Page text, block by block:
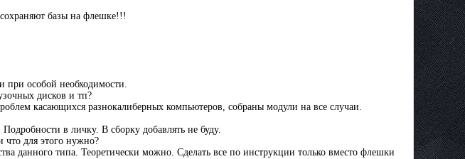
базы на флешке!!!
при особой необходимости.
дисков и тп?
касающихся разнокалиберных компьютеров, собраны модули на все случаи.
в личку. В сборку добавлять не буду.
что для этого нужно?
данного типа. Теоретически можно. Сделать все по инструкции только вместо флешки